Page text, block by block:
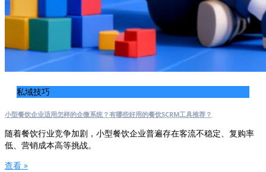
私域技巧
小型餐饮企业适用怎样的企微系统？有哪些好用的餐饮SCRM工具推荐？
随着餐饮行业竞争加剧，小型餐饮企业普遍存在客流不稳定、复购率
低、营销成本高等挑战。
查看 »